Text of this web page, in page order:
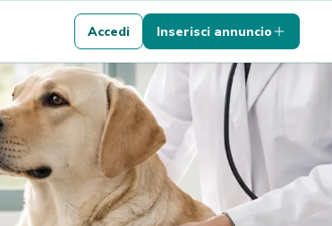
Accedi Inserisci annuncio